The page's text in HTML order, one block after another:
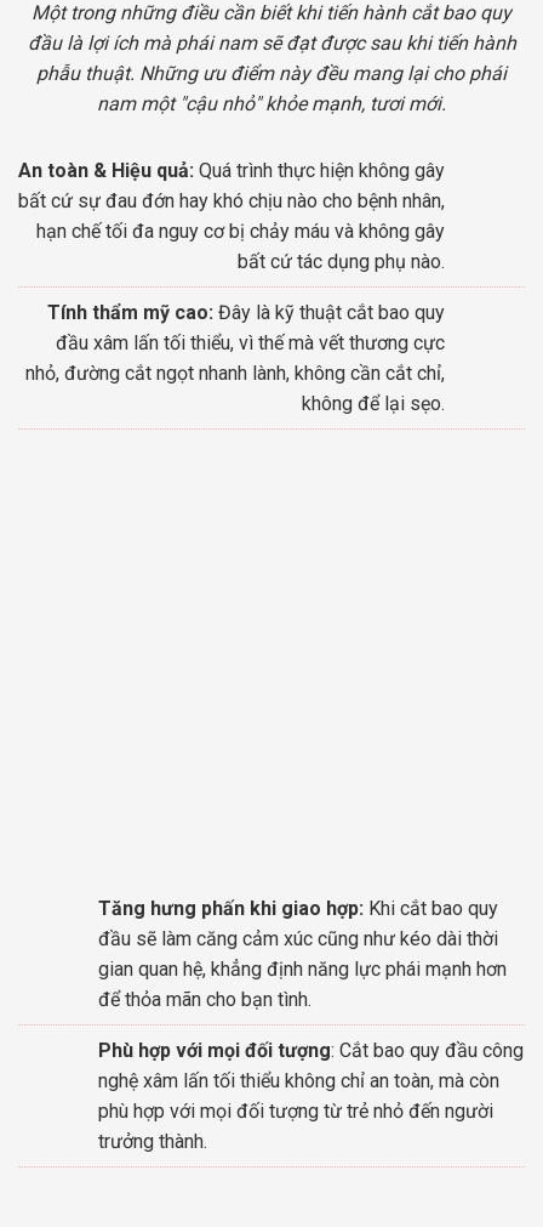
Một trong những điều cần biết khi tiến hành cắt bao quy
đầu là lợi ích mà phái nam sẽ đạt được sau khi tiến hành
phẫu thuật. Những ưu điểm này đều mang lại cho phái
nam một "cậu nhỏ" khỏe mạnh, tươi mới.
An toàn & Hiệu quả: Quá trình thực hiện không gây
bất cứ sự đau đớn hay khó chịu nào cho bệnh nhân,
hạn chế tối đa nguy cơ bị chảy máu và không gây
bất cứ tác dụng phụ nào.
Tính thẩm mỹ cao: Đây là kỹ thuật cắt bao quy
đầu xâm lấn tối thiểu, vì thế mà vết thương cực
nhỏ, đường cắt ngọt nhanh lành, không cần cắt chỉ,
không để lại sẹo.
Tăng hưng phấn khi giao hợp: Khi cắt bao quy
đầu sẽ làm căng cảm xúc cũng như kéo dài thời
gian quan hệ, khẳng định năng lực phái mạnh hơn
để thỏa mãn cho bạn tình.
Phù hợp với mọi đối tượng: Cắt bao quy đầu công
nghệ xâm lấn tối thiểu không chỉ an toàn, mà còn
phù hợp với mọi đối tượng từ trẻ nhỏ đến người
trưởng thành.